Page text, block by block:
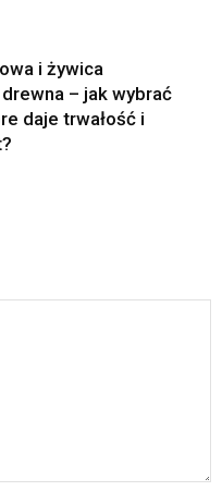
i żywica
– jak wybrać
daje trwałość i